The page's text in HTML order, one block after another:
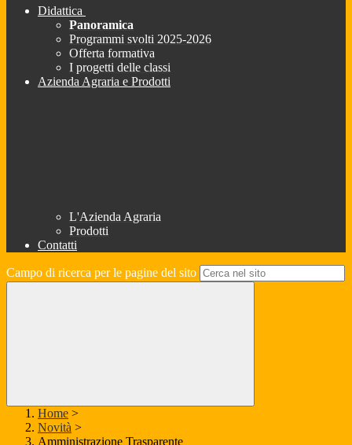
Didattica
Panoramica
Programmi svolti 2025-2026
Offerta formativa
I progetti delle classi
Azienda Agraria e Prodotti
L'Azienda Agraria
Prodotti
Contatti
Campo di ricerca per le pagine del sito
Home >
Novità >
Amministrazione Trasparente